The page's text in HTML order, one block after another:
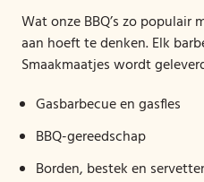
Wat onze BBQ’s zo populair
aan hoeft te denken. Elk
Smaakmaatjes wordt
Gasbarbecue en gasfles
BBQ-gereedschap
Borden, bestek en